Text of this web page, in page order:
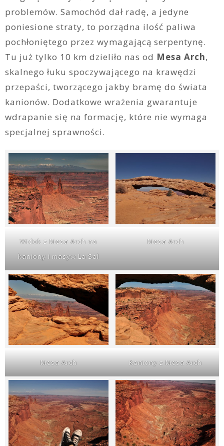
problemów. Samochód dał radę, a jedyne
poniesione straty, to porządna ilość paliwa
pochłoniętego przez wymagającą serpentynę.
Tu już tylko 10 km dzieliło nas od Mesa Arch,
skalnego łuku spoczywającego na krawędzi
przepaści, tworzącego jakby bramę do świata
kanionów. Dodatkowe wrażenia gwarantuje
wdrapanie się na formację, które nie wymaga
specjalnej sprawności.
Widok z Mesa Arch na
kaniony i masyw La Sal
Mesa Arch
Mesa Arch Kaniony z Mesa Arch